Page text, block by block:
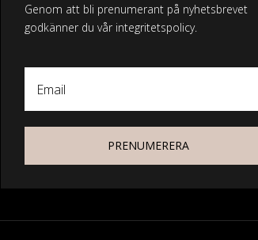
Genom att bli prenumerant på nyhetsbrevet
godkänner du vår integritetspolicy.
Email
PRENUMERERA